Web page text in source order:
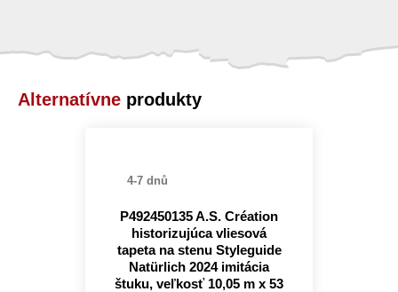
Alternatívne produkty
4-7 dnů
P492450135 A.S. Création
historizujúca vliesová
tapeta na stenu Styleguide
Natürlich 2024 imitácia
štuku, veľkosť 10,05 m x 53